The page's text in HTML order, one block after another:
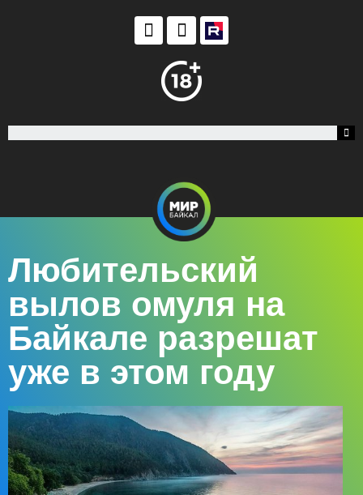
Любительский
вылов омуля на
Байкале разрешат
уже в этом году